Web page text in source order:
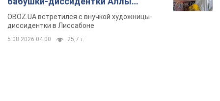
Горской, критике сына Стуса и
бегстве в Португалию с пятью
детьми
OBOZ.UA встретился с внучкой художницы-
диссидентки в Лиссабоне
5.08.2026 04:00 25,7 т.